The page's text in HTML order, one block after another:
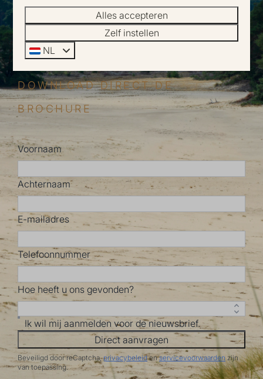
DOWNLOAD DIRECT DE
BROCHURE
Voornaam
Achternaam
E-mailadres
Telefoonnummer
Hoe heeft u ons gevonden?
Ik wil mij aanmelden voor de nieuwsbrief.
Direct aanvragen
Beveiligd door reCaptcha,privacybeleidenservicevoorwaardenzijn
van toepassing.
Alles accepteren
Zelf instellen
NL